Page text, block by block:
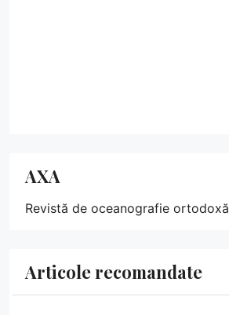
AXA
Revistă de oceanografie ortodoxă
Articole recomandate